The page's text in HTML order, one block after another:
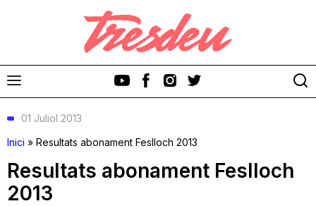
01 Juliol 2013
Inici » Resultats abonament Feslloch 2013
Resultats abonament Feslloch
2013